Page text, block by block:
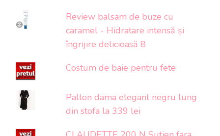
Review balsam de buze cu
caramel - Hidratare intensă și
îngrijire delicioasă 8
Costum de baie pentru fete
Palton dama elegant negru lung
din stofa la 339 lei